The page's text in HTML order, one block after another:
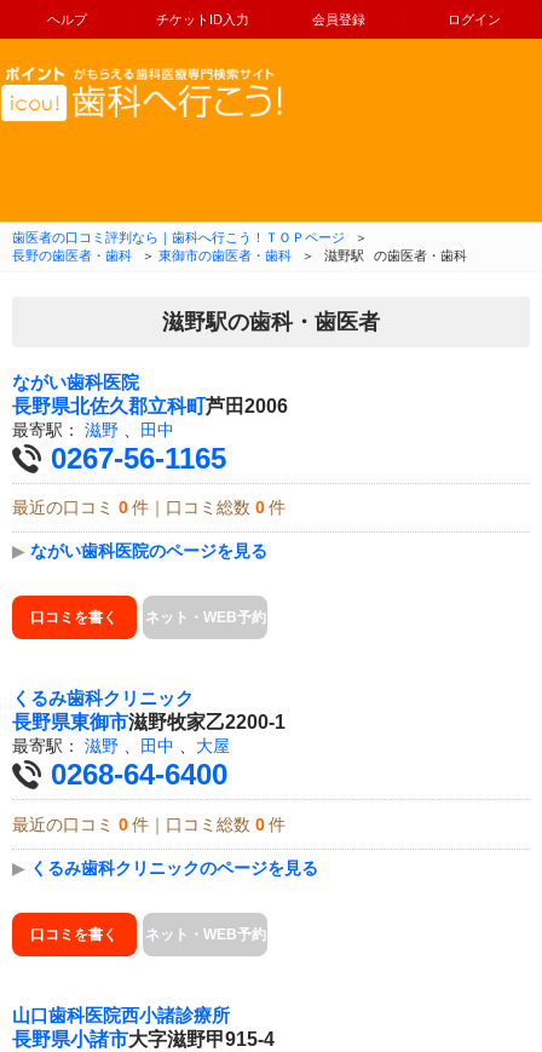
ヘルプ チケットID入力 会員登録 ログイン
コンテンツへ移動
歯医者の口コミ評判なら｜歯科へ行こう！ＴＯＰページ
＞
長野の歯医者・歯科
＞ 東御市の歯医者・歯科 ＞ 滋野駅 の歯医者・歯科
滋野駅の歯科・歯医者
ながい歯科医院
長野県北佐久郡立科町芦田2006
最寄駅： 滋野 田中
0267-56-1165
最近の口コミ 0 件｜口コミ総数 0 件
▶ ながい歯科医院のページを見る
口コミを書く ネット・WEB予約
くるみ歯科クリニック
長野県東御市滋野牧家乙2200-1
最寄駅： 滋野 、 田中 、 大屋
0268-64-6400
最近の口コミ 0 件｜口コミ総数 0 件
▶ くるみ歯科クリニックのページを見る
口コミを書く ネット・WEB予約
山口歯科医院西小諸診療所
長野県小諸市大字滋野甲915-4